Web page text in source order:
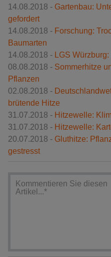
14.08.2018 - Gartenbau:
gefordert
14.08.2018 - Forschung:
Baumarten
14.08.2018 - LGS
08.08.2018 - Sommerhitze
Pflanzen
02.08.2018 -
brütende Hitze
31.07.2018 - Hitzewelle:
31.07.2018 - Hitzewelle:
20.07.2018 - Gluthitze:
gestresst